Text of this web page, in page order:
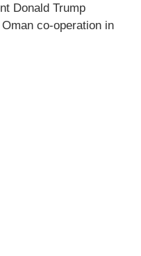
Donald Trump
co-operation in